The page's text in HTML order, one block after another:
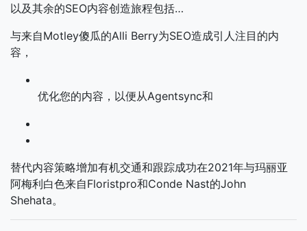
以及其余的SEO内容创造旅程包括…
与来自Motley傻瓜的Alli Berry为SEO造成引人注目的内
容，
优化您的内容，以便从Agentsync和
替代内容策略增加有机交通和跟踪成功在2021年与玛丽亚
阿梅利白色来自Floristpro和Conde Nast的John
Shehata。